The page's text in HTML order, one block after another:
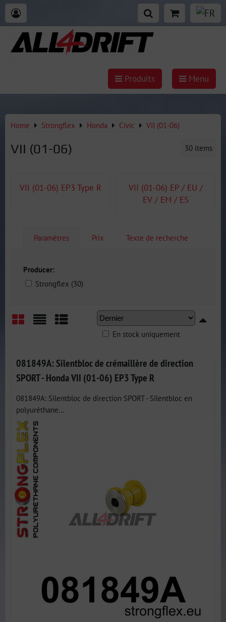
Produits Menu
Home Strongflex Honda Civic VII (01-06)
VII (01-06) 30 items
VII (01-06) EP3 Type R
VII (01-06) EP / EU /
EV / EM / ES
Paramètres Prix Texte de recherche
Producer:
Strongflex (30)
En stock uniquement
081849A: Silentbloc de crémaillère de direction
SPORT - Honda VII (01-06) EP3 Type R
081849A: Silentbloc de direction SPORT - Silentbloc en
polyuréthane...